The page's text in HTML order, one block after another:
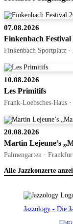
07.08.2026
Finkenbach Festival
Finkenbach Sportplatz ·
10.08.2026
Les Primitifs
Frank-Loebsches-Haus
20.08.2026
Martin Lejeune’s
Palmengarten ·
Alle Jazzkonzerte
Jazzology - Die